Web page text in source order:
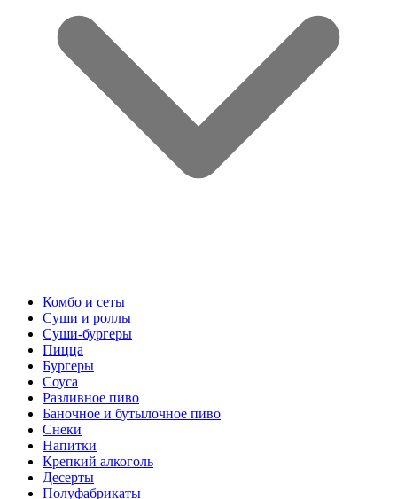
Комбо и сеты
Суши и роллы
Суши-бургеры
Пицца
Бургеры
Соуса
Разливное пиво
Баночное и бутылочное пиво
Снеки
Напитки
Крепкий алкоголь
Десерты
Полуфабрикаты